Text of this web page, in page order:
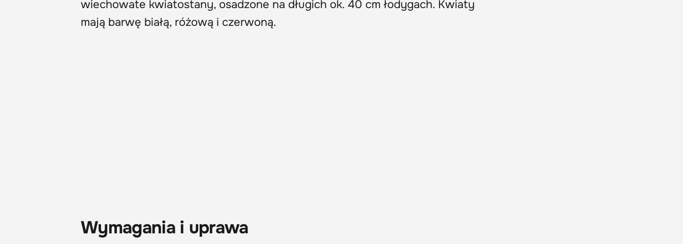
wiechowate kwiatostany, osadzone na długich ok. 40 cm łodygach. Kwiaty
mają barwę białą, różową i czerwoną.
Wymagania i uprawa